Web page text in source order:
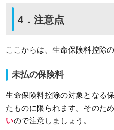
4．注意点
ここからは、生命保険料控除
未払の保険料
生命保険料控除の対象となる
たものに限られます。そのため
いので注意しましょう。